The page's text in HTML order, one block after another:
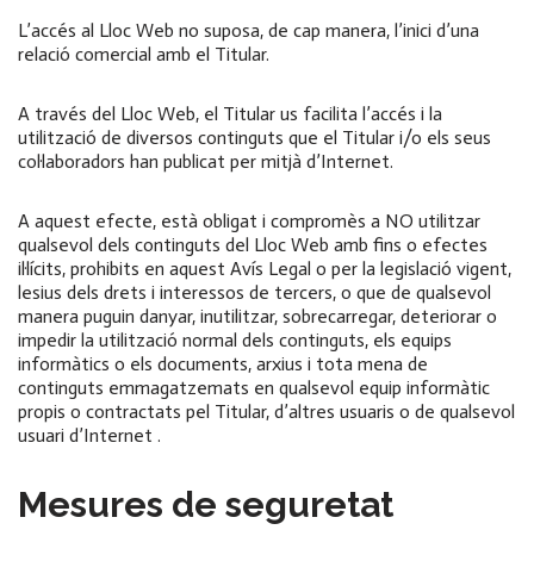
L’accés al Lloc Web no suposa, de cap manera, l’inici d’una
relació comercial amb el Titular.
A través del Lloc Web, el Titular us facilita l’accés i la
utilització de diversos continguts que el Titular i/o els seus
col·laboradors han publicat per mitjà d’Internet.
A aquest efecte, està obligat i compromès a NO utilitzar
qualsevol dels continguts del Lloc Web amb fins o efectes
il·lícits, prohibits en aquest Avís Legal o per la legislació vigent,
lesius dels drets i interessos de tercers, o que de qualsevol
manera puguin danyar, inutilitzar, sobrecarregar, deteriorar o
impedir la utilització normal dels continguts, els equips
informàtics o els documents, arxius i tota mena de
continguts emmagatzemats en qualsevol equip informàtic
propis o contractats pel Titular, d’altres usuaris o de qualsevol
usuari d’Internet .
Mesures de seguretat